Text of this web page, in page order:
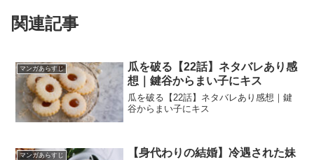
関連記事
マンガあらすじ
瓜を破る【22話】ネタバレあり感
想｜鍵谷からまい子にキス
瓜を破る【22話】ネタバレあり感想｜鍵
谷からまい子にキス
マンガあらすじ
【身代わりの結婚】冷遇された妹